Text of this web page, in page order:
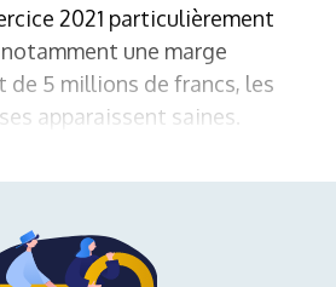
2021 particulièrement
une marge
de 5 millions de francs, les
apparaissent saines.